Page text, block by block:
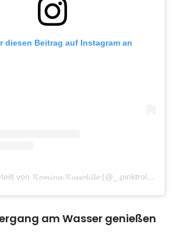
diesen Beitrag auf Instagram an
Ein Beitrag geteilt von 𝓡𝓸𝓶𝓲𝓷𝓪 𝓡𝓾𝓼𝓼𝓸𝓵𝓲𝓵𝓵𝓸 (@_.pinktrolley)
am Wasser genießen